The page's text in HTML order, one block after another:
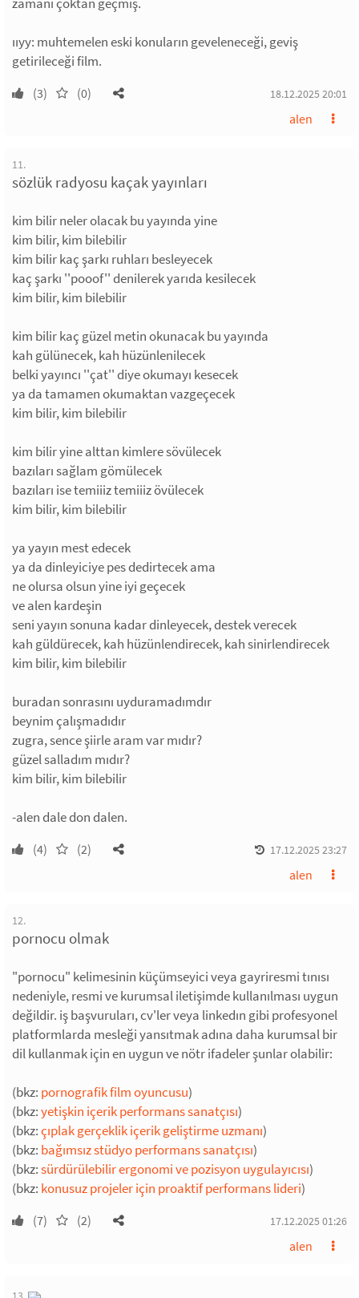
ııyy: muhtemelen eski konuların geveleneceği, geviş
getirileceği film.
(3) (0) 18.12.2025 20:01
alen
11.
sözlük radyosu kaçak yayınları
kim bilir neler olacak bu yayında yine
kim bilir, kim bilebilir
kim bilir kaç şarkı ruhları besleyecek
kaç şarkı ''pooof'' denilerek yarıda kesilecek
kim bilir, kim bilebilir
kim bilir kaç güzel metin okunacak bu yayında
kah gülünecek, kah hüzünlenilecek
belki yayıncı ''çat'' diye okumayı kesecek
ya da tamamen okumaktan vazgeçecek
kim bilir, kim bilebilir
kim bilir yine alttan kimlere sövülecek
bazıları sağlam gömülecek
bazıları ise temiiiz temiiiz övülecek
kim bilir, kim bilebilir
ya yayın mest edecek
ya da dinleyiciye pes dedirtecek ama
ne olursa olsun yine iyi geçecek
ve alen kardeşin
seni yayın sonuna kadar dinleyecek, destek verecek
kah güldürecek, kah hüzünlendirecek, kah sinirlendirecek
kim bilir, kim bilebilir
buradan sonrasını uyduramadımdır
beynim çalışmadıdır
zugra, sence şiirle aram var mıdır?
güzel salladım mıdır?
kim bilir, kim bilebilir
-alen dale don dalen.
(4) (2) 17.12.2025 23:27
alen
12.
pornocu olmak
"pornocu" kelimesinin küçümseyici veya gayriresmi tınısı
nedeniyle, resmi ve kurumsal iletişimde kullanılması uygun
değildir. iş başvuruları, cv'ler veya linkedın gibi profesyonel
platformlarda mesleği yansıtmak adına daha kurumsal bir
dil kullanmak için en uygun ve nötr ifadeler şunlar olabilir:
(bkz: pornografik film oyuncusu)
(bkz:yetişkin içerik performans sanatçısı)
(bkz:çıplak gerçeklik içerik geliştirme uzmanı)
(bkz: bağımsız stüdyo performans sanatçısı)
(bkz:sürdürülebilir ergonomi ve pozisyon uygulayıcısı)
(bkz: konusuz projeler için proaktif performans lideri)
(7) (2) 17.12.2025 01:26
alen